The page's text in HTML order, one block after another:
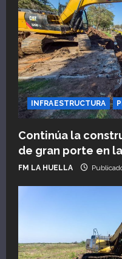
INFRAESTRUCTURA
Continúa la
de gran porte en
FM LA HUELLA